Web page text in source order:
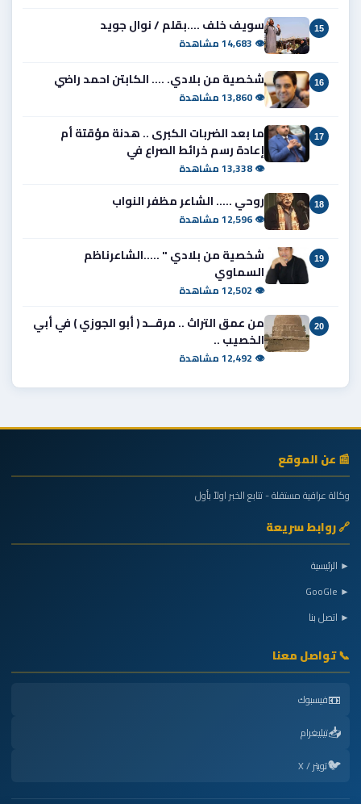
15 سويف خلف ....بقلم / نوال جويد
👁 14,683 مشاهدة
16 شخصية من بلادي. .... الكابتن احمد راضي
👁 13,860 مشاهدة
17
ما بعد الضربات الكبرى .. هدنة مؤقتة أم
إعادة رسم خرائط الصراع في
👁 13,338 مشاهدة
18 روحي ..... الشاعر مظفر النواب
👁 12,596 مشاهدة
19
شخصية من بلادي " .....الشاعرناظم
السماوي
👁 12,502 مشاهدة
20
من عمق التراث .. مرقــد ( أبو الجوزي ) في أبي
الخصيب ..
👁 12,492 مشاهدة
📰 عن الموقع
وكالة عراقية مستقلة - تتابع الخبر اولاً بأول
🔗 روابط سريعة
► الرئيسية
► GooGle
► اتصل بنا
📞 تواصل معنا
📼فيسبوك
📥تيليغرام
🐦تويتر / X